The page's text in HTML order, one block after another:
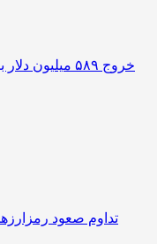
خروج ۵۸۹ میلیون
تداوم صعود